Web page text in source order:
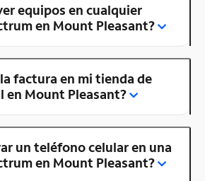
equipos en cualquier
en Mount Pleasant?
factura en mi tienda de
en Mount Pleasant?
un teléfono celular en una
en Mount Pleasant?